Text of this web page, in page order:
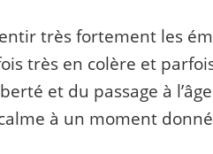
très fortement les
très en colère et
et du passage à
à un moment